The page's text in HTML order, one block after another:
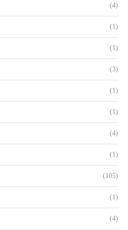
(4)
(1)
(1)
(3)
(1)
(1)
(4)
(1)
(105)
(1)
(4)